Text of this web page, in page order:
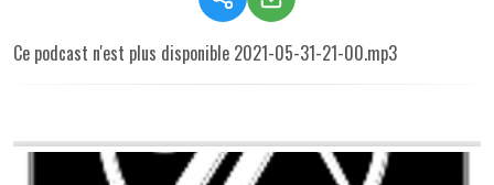
Ce podcast n'est plus disponible 2021-05-31-21-00.mp3